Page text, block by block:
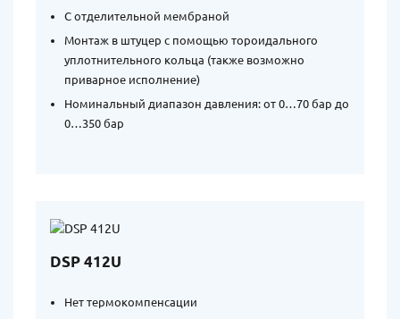
С отделительной мембраной
Монтаж в штуцер с помощью тороидального
уплотнительного кольца (также возможно
приварное исполнение)
Номинальный диапазон давления: от 0…70 бар до
0…350 бар
DSP 412U
Нет термокомпенсации